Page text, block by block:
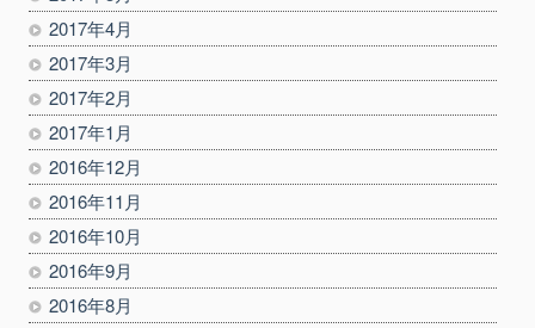
2017年4月
2017年3月
2017年2月
2017年1月
2016年12月
2016年11月
2016年10月
2016年9月
2016年8月